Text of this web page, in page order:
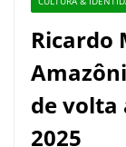
Ricardo
de volta
2025